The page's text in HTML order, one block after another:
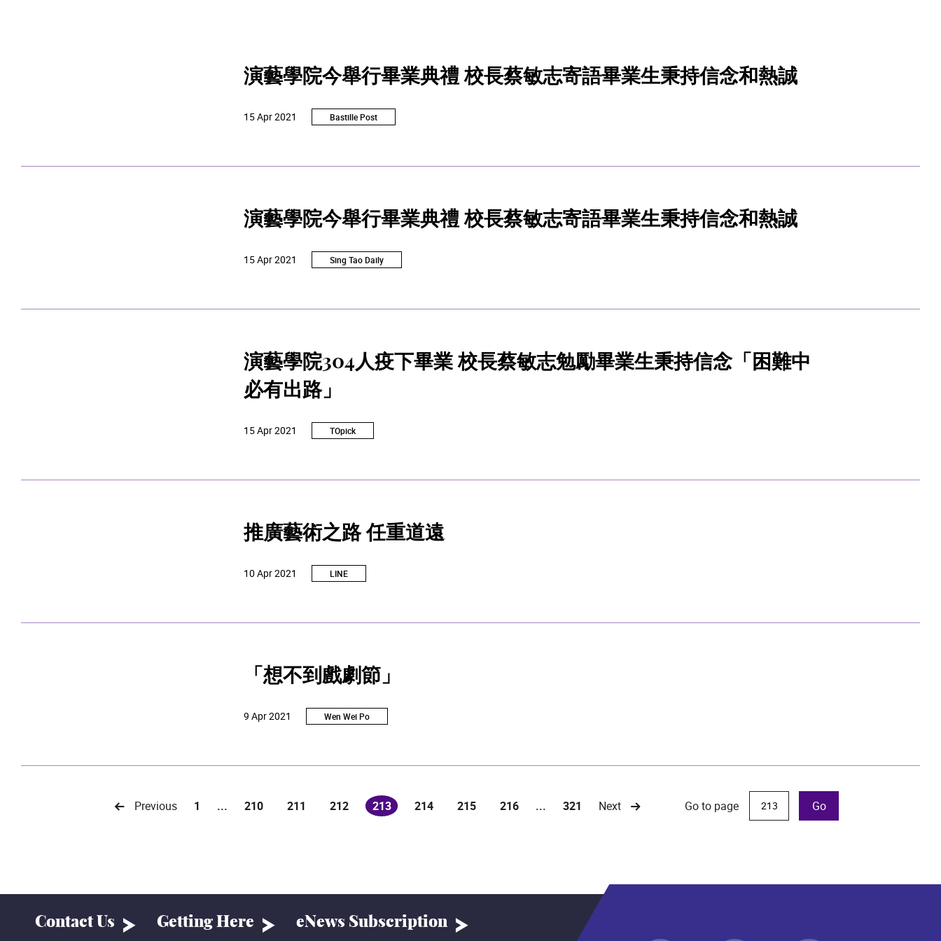
演藝學院今舉行畢業典禮 校長蔡敏志寄語畢業生秉持信念和熱誠
Bastille Post
15 Apr 2021
演藝學院今舉行畢業典禮 校長蔡敏志寄語畢業生秉持信念和熱誠
Sing Tao Daily
15 Apr 2021
演藝學院304人疫下畢業 校長蔡敏志勉勵畢業生秉持信念「困難中
必有出路」
TOpick
15 Apr 2021
推廣藝術之路 任重道遠
LINE
10 Apr 2021
「想不到戲劇節」
Wen Wei Po
9 Apr 2021
Previous 1 ... 210 211 212 213
(current)214 215 216 ... 321 Next Go to page Go
Contact Us Getting Here eNews Subscription